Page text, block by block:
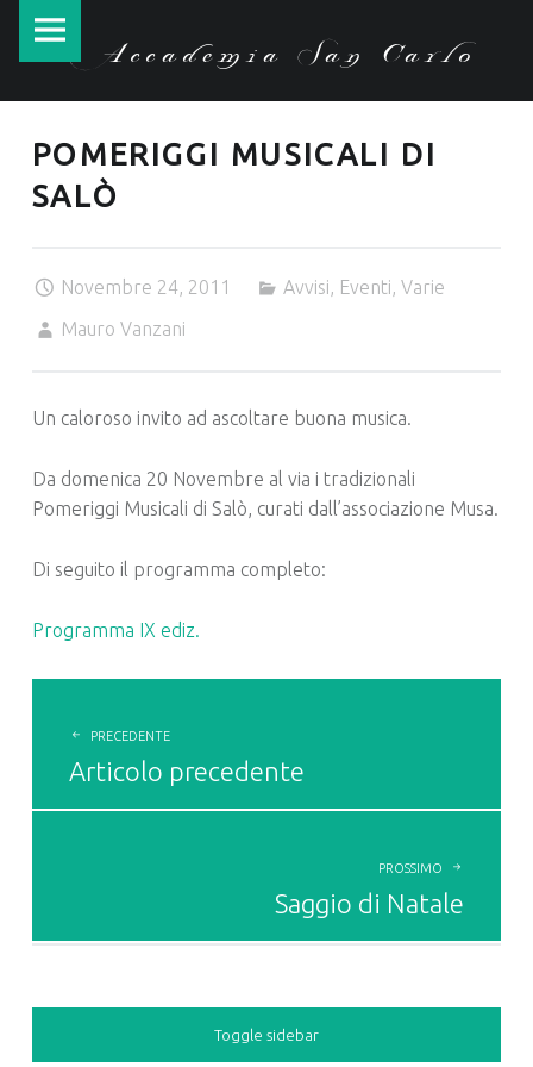
Accademia San Carlo
Accademia
navigation
Skip
POMERIGGI MUSICALI DI
SALÒ
Novembre 24, 2011 Avvisi, Eventi, Varie
Mauro Vanzani
Un caloroso invito ad ascoltare buona musica.
Da domenica 20 Novembre al via i tradizionali
Pomeriggi Musicali di Salò, curati dall’associazione Musa.
Di seguito il programma completo:
Programma IX ediz.
NAVIGATION
PRECEDENTE
Articolo precedente
PROSSIMO
Saggio di Natale
Toggle sidebar